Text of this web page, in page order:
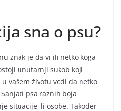
sna o psu?
znak je da vi ili netko koga
unutarnji sukob koji
vašem životu vodi da netko
psa raznih boja
situacije ili osobe. Također